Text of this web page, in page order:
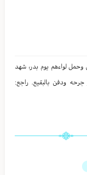
الأوس وحمل لواءهم يوم بدر، شهد
ودفن بالبقيع. راجع: